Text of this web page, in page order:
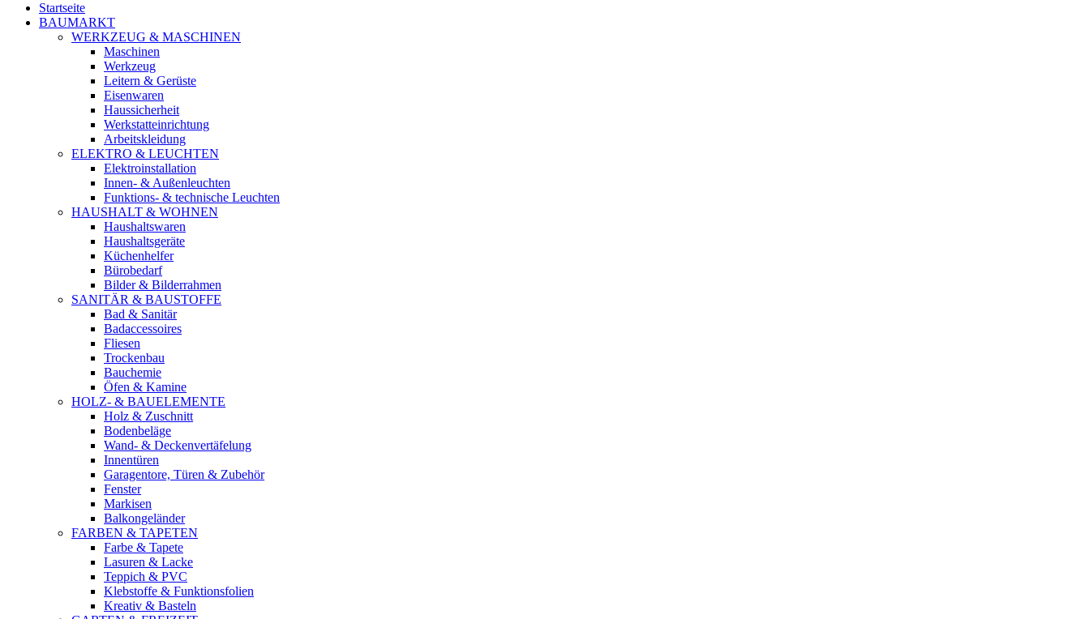
Startseite
BAUMARKT
WERKZEUG & MASCHINEN
Maschinen
Werkzeug
Leitern & Gerüste
Eisenwaren
Haussicherheit
Werkstatteinrichtung
Arbeitskleidung
ELEKTRO & LEUCHTEN
Elektroinstallation
Innen- & Außenleuchten
Funktions- & technische Leuchten
HAUSHALT & WOHNEN
Haushaltswaren
Haushaltsgeräte
Küchenhelfer
Bürobedarf
Bilder & Bilderrahmen
SANITÄR & BAUSTOFFE
Bad & Sanitär
Badaccessoires
Fliesen
Trockenbau
Bauchemie
Öfen & Kamine
HOLZ- & BAUELEMENTE
Holz & Zuschnitt
Bodenbeläge
Wand- & Deckenvertäfelung
Innentüren
Garagentore, Türen & Zubehör
Fenster
Markisen
Balkongeländer
FARBEN & TAPETEN
Farbe & Tapete
Lasuren & Lacke
Teppich & PVC
Klebstoffe & Funktionsfolien
Kreativ & Basteln